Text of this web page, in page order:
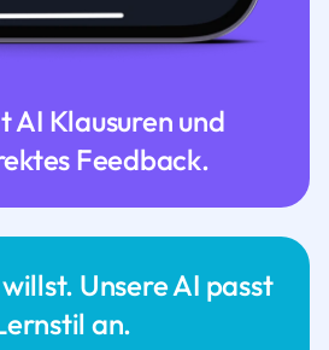
Unsere AI passt
an.
AI Klausuren und
Feedback.